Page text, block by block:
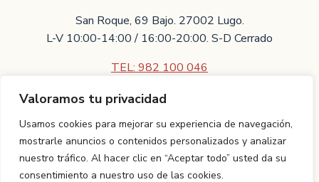
Valoramos tu privacidad
Usamos cookies para mejorar su experiencia de navegación,
mostrarle anuncios o contenidos personalizados y analizar
nuestro tráfico. Al hacer clic en “Aceptar todo” usted da su
consentimiento a nuestro uso de las cookies.
San Roque, 69 Bajo. 27002 Lugo.
L-V 10:00-14:00 / 16:00-20:00. S-D Cerrado
TEL: 982 100 046
Contáctenos
Villarreal Asesores Técnicos Inmobiliarios S.L.U.
Proyecto realizado por
TCI Galicia. Aviso legal